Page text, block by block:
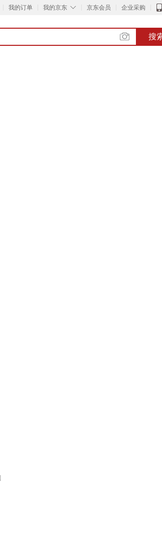
我的订单 ◇
我的京东 京东会员 企业采购
搜